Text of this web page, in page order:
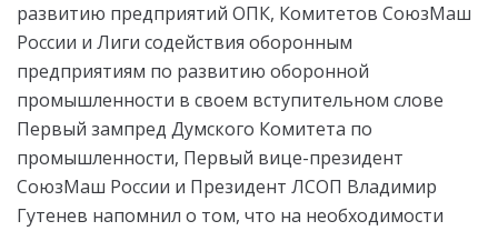
развитию предприятий ОПК, Комитетов СоюзМаш
России и Лиги содействия оборонным
предприятиям по развитию оборонной
промышленности в своем вступительном слове
Первый зампред Думского Комитета по
промышленности, Первый вице-президент
СоюзМаш России и Президент ЛСОП Владимир
Гутенев напомнил о том, что на необходимости